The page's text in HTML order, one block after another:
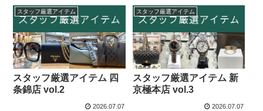
スタッフ厳選アイテム
スタッフ厳選アイテム 四
条錦店 vol.2
2026.07.07
スタッフ厳選アイテム
スタッフ厳選アイテム 新
京極本店 vol.3
2026.07.07